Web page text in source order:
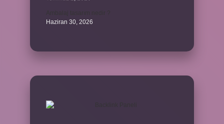
Haziran 30, 2026